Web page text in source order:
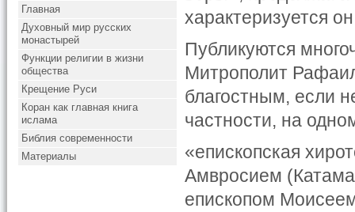
Главная
Духовный мир русских
монастырей
Функции религии в жизни
общества
Крещение Руси
Коран как главная книга
ислама
Библия современности
Материалы
характеризуется
Публикуются
Митрополит
благостным, если
частности, на
«епископская
Амвросием
епископом